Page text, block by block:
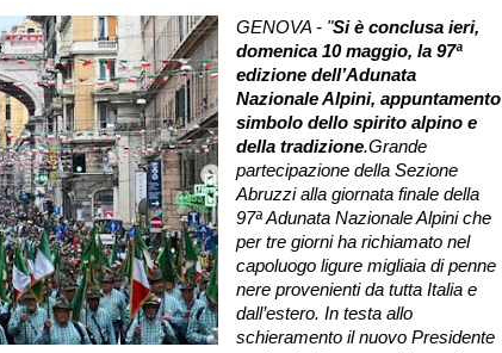
GENOVA - "Si è conclusa ieri,
domenica 10 maggio, la 97ª
edizione dell’Adunata
Nazionale Alpini, appuntamento
simbolo dello spirito alpino e
della tradizione.Grande
partecipazione della Sezione
Abruzzi alla giornata finale della
97ª Adunata Nazionale Alpini che
per tre giorni ha richiamato nel
capoluogo ligure migliaia di penne
nere provenienti da tutta Italia e
dall’estero. In testa allo
schieramento il nuovo Presidente